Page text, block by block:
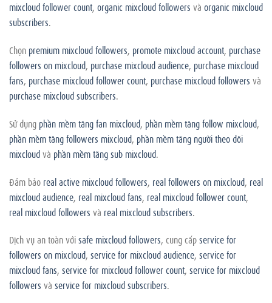
mixcloud follower count, organic mixcloud followers và organic mixcloud
subscribers.
Chọn premium mixcloud followers, promote mixcloud account, purchase
followers on mixcloud, purchase mixcloud audience, purchase mixcloud
fans, purchase mixcloud follower count, purchase mixcloud followers và
purchase mixcloud subscribers.
Sử dụng phần mềm tăng fan mixcloud, phần mềm tăng follow mixcloud,
phần mềm tăng followers mixcloud, phần mềm tăng người theo dõi
mixcloudvà phần mềm tăng sub mixcloud.
Đảm bảo real active mixcloud followers, real followers on mixcloud, real
mixcloud audience, real mixcloud fans, real mixcloud follower count,
real mixcloud followers và real mixcloud subscribers.
Dịch vụ an toàn vớisafe mixcloud followers, cung cấpservice for
followers on mixcloud, service for mixcloud audience, service for
mixcloud fans, service for mixcloud follower count, service for mixcloud
followers và service for mixcloud subscribers.